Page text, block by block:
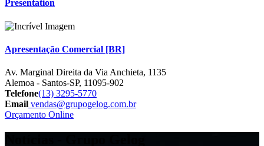
Presentation
Apresentação Comercial [BR]
Av. Marginal Direita da Via Anchieta, 1135
Alemoa - Santos-SP, 11095-902
Telefone(13) 3295-5770
Email vendas@grupogelog.com.br
Orçamento Online